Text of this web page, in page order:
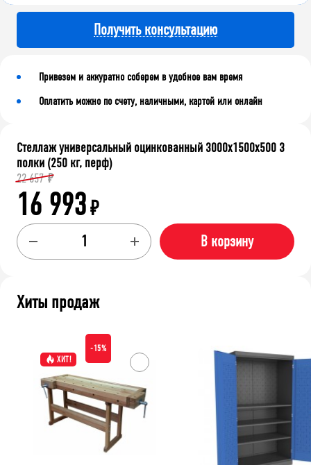
Получить консультацию
Привезем и аккуратно соберем в удобное вам время
Оплатить можно по счету, наличными, картой или онлайн
Стеллаж универсальный оцинкованный 3000x1500x500 3
полки (250 кг, перф)
22 657 ₽
16 993₽
В корзину
Хиты продаж
ХИТ!
-15%